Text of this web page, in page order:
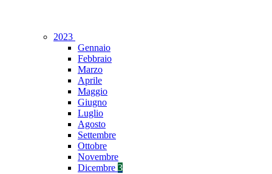
2023
Gennaio
Febbraio
Marzo
Aprile
Maggio
Giugno
Luglio
Agosto
Settembre
Ottobre
Novembre
Dicembre 3